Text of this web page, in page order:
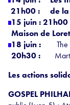
21h00 :
de
15 juin :
Maison de
18 juin :
20h30 :
Les actions
GOSPEL